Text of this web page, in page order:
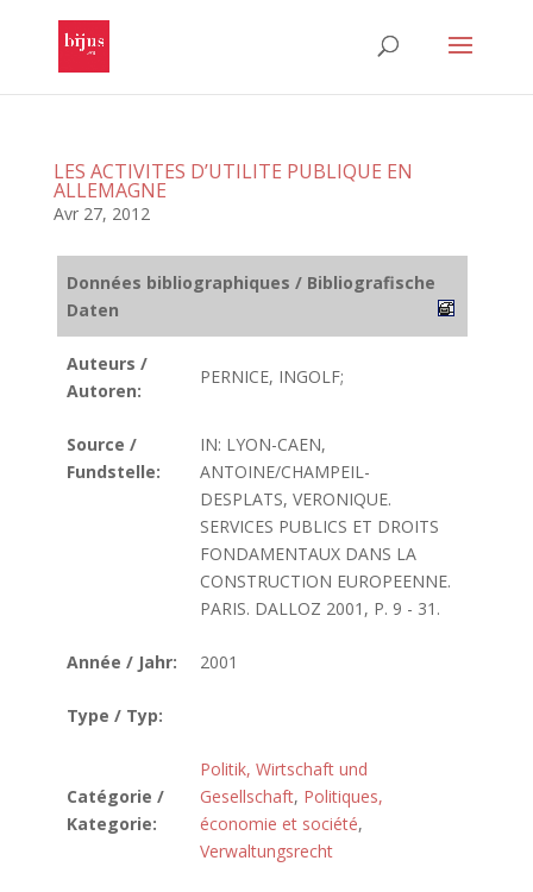
LES ACTIVITES D’UTILITE PUBLIQUE EN
ALLEMAGNE
Avr 27, 2012
Données bibliographiques / Bibliografische
Daten
Auteurs /
Autoren:
PERNICE, INGOLF;
Source /
Fundstelle:
IN: LYON-CAEN,
ANTOINE/CHAMPEIL-
DESPLATS, VERONIQUE.
SERVICES PUBLICS ET DROITS
FONDAMENTAUX DANS LA
CONSTRUCTION EUROPEENNE.
PARIS. DALLOZ 2001, P. 9 - 31.
Année / Jahr: 2001
Type / Typ:
Catégorie /
Kategorie:
Politik, Wirtschaft und
Gesellschaft, Politiques,
économie et société,
Verwaltungsrecht